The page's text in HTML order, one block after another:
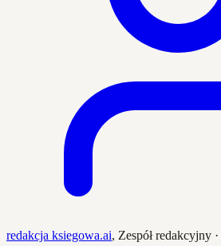
redakcja ksiegowa.ai, Zespół redakcyjny ·